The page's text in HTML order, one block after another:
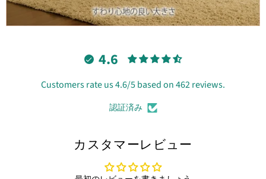
4.6
Customers rate us 4.6/5 based on 462 reviews.
認証済み
カスタマーレビュー